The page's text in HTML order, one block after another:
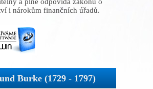
i nárokům finančních úřadů.
Burke (1729 - 1797)